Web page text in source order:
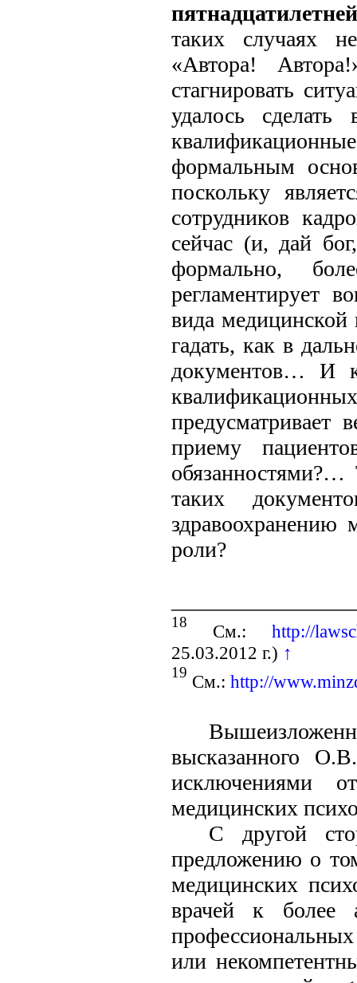
пятнадцатилетней
таких случаях
«Автора!
стагнировать
удалось
формальным
поскольку
сотрудников
сейчас (и, дай
формально,
регламентирует
вида медицинской
гадать, как в
документов… И
предусматривает
приему
обязанностями?…
таких
здравоохранению
роли?
18 См.: http://
25.03.2012 г.) ↑
19 См.: http://
высказанного
исключениями
медицинских
С другой
предложению о
медицинских
врачей к более
или